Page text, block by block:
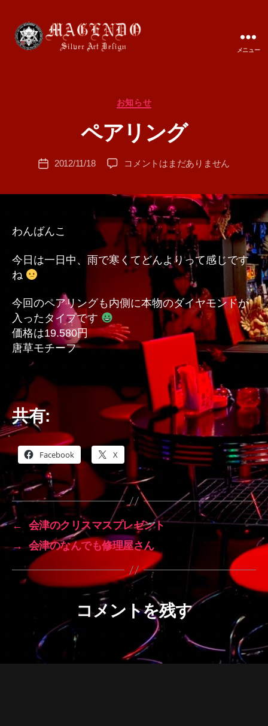
メニュー
カ
ゴ
リ
お知らせ
ペアリング
者
T
A
投
2012/11/18
ペ
グ
コメントはまだありません
わんばんこ
今日は一日中、雨で寒くてどんよりって感じです
ね
今回のペアリングも内側に本物のダイヤモンドが
入ったタイプです
価格は19.580円
唐草モチーフ
共有:
Facebook X
←
会津のクリスマスプレゼント
→ 会津のなんでも修理屋さん
コメントを残す